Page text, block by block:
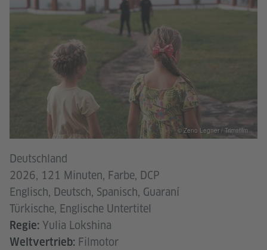
© Zeno Legner / Trimafilm
Deutschland
2026, 121 Minuten, Farbe, DCP
Englisch, Deutsch, Spanisch, Guaraní
Türkische, Englische Untertitel
Regie: Yulia Lokshina
Weltvertrieb: Filmotor